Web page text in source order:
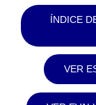
ÍNDICE
VER